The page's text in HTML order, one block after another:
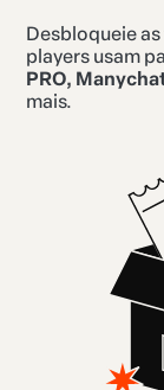
Desbloqueie
players usam
PRO,
mais.